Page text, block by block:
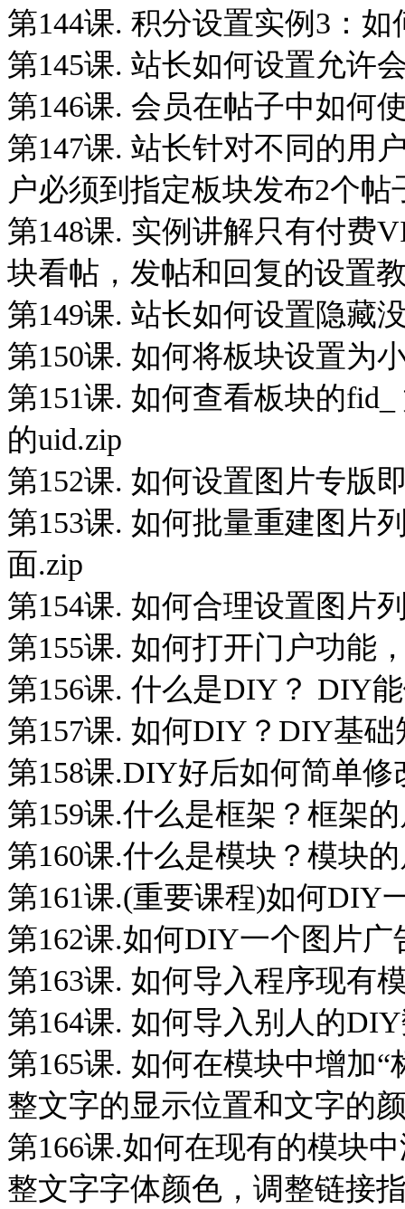
第144课. 积分设置实例3：
第145课. 站长如何设置允许
第146课. 会员在帖子中如何
第147课. 站长针对不同的用
户必须到指定板块发布2个
第148课. 实例讲解只有付费
块看帖，发帖和回复的设置
第149课. 站长如何设置隐藏
第150课. 如何将板块设置为
第151课. 如何查看板块的
的uid.zip
第152课. 如何设置图片专版
第153课. 如何批量重建图片
面.zip
第154课. 如何合理设置图片
第155课. 如何打开门户功能
第156课. 什么是DIY？ DIY
第157课. 如何DIY？DIY基础
第158课.DIY好后如何简单修
第159课.什么是框架？框架
第160课.什么是模块？模块
第161课.(重要课程)如何DIY
第162课.如何DIY一个图片广
第163课. 如何导入程序现有
第164课. 如何导入别人的
第165课. 如何在模块中增加
整文字的显示位置和文字的
第166课.如何在现有的模块
整文字字体颜色，调整链接